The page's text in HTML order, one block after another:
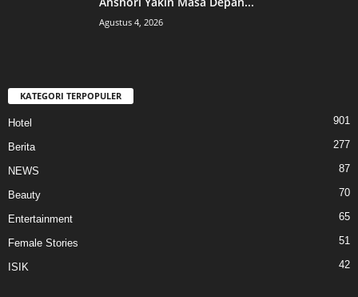
Agustus 4, 2026
KATEGORI TERPOPULER
Hotel 901
Berita 277
NEWS 87
Beauty 70
Entertainment 65
Female Stories 51
ISIK 42